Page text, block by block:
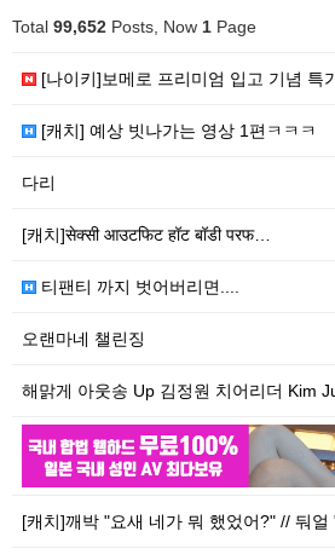
Total 99,652 Posts, Now 1 Page
[나이키]보메로 프리미엄 입고 기념 특
[캐치] 예상 빗나가는 영상 1편ㅋㅋㅋ
다리
[캐치]सेक्सी आउटफिट हॉट बॉडी परफ…
티팬티 까지 벗어버리면....
오랜마네 챌린징
해맑게 아웃송 Up 김정원 치어리더 Kim
[캐치]깨박 "요새 네가 뭐 했었어?" // 둬얼